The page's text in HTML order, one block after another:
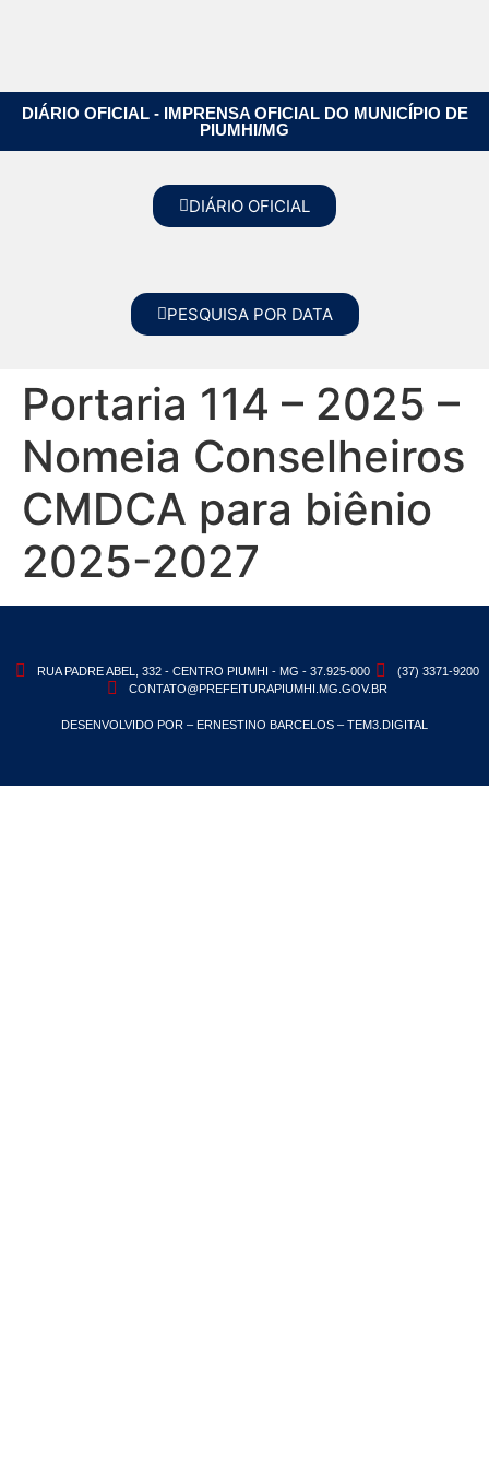
DIÁRIO OFICIAL - IMPRENSA OFICIAL DO MUNICÍPIO DE
PIUMHI/MG
DIÁRIO OFICIAL
PESQUISA POR DATA
Portaria 114 – 2025 –
Nomeia Conselheiros
CMDCA para biênio
2025-2027
RUA PADRE ABEL, 332 - CENTRO PIUMHI - MG - 37.925-000
(37) 3371-9200
CONTATO@PREFEITURAPIUMHI.MG.GOV.BR
DESENVOLVIDO POR – ERNESTINO BARCELOS – TEM3.DIGITAL